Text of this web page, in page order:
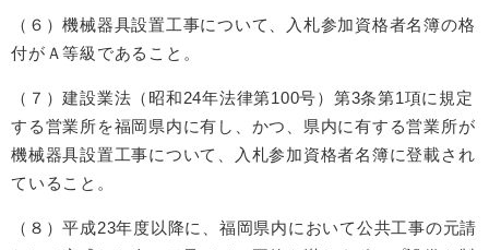
（６）機械器具設置工事について、入札参加資格者名簿の格
付がＡ等級であること。
（７）建設業法（昭和24年法律第100号）第3条第1項に規定
する営業所を福岡県内に有し、かつ、県内に有する営業所が
機械器具設置工事について、入札参加資格者名簿に登載され
ていること。
（８）平成23年度以降に、福岡県内において公共工事の元請